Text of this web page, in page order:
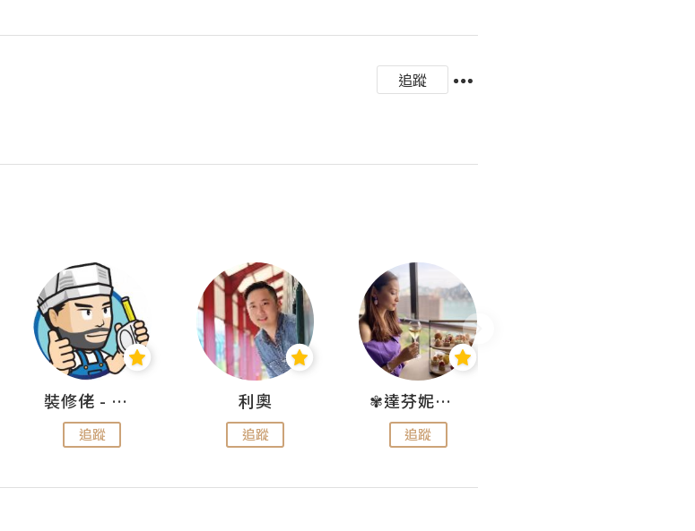
追蹤
裝修佬 - 香港一站式網上裝修平台
追蹤
利奧
追蹤
✾達芬妮•愛孩子•愛生活✾
追蹤